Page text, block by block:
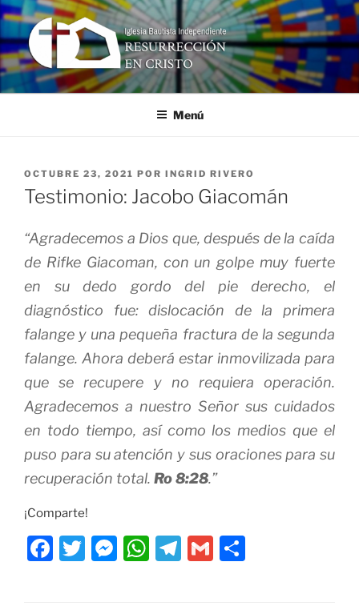
Ir
contenido
RESURRECCIÓN EN CRISTO
Iglesia Bautista Independiente
Menú
PUBLICADO
EN
OCTUBRE 23, 2021 POR INGRID RIVERO
Testimonio: Jacobo Giacomán
“Agradecemos a Dios que, después de la caída
de Rifke Giacoman, con un golpe muy fuerte
en su dedo gordo del pie derecho, el
diagnóstico fue: dislocación de la primera
falange y una pequeña fractura de la segunda
falange. Ahora deberá estar inmovilizada para
que se recupere y no requiera operación.
Agradecemos a nuestro Señor sus cuidados
en todo tiempo, así como los medios que el
puso para su atención y sus oraciones para su
recuperación total. Ro 8:28.”
¡Comparte!
F
T
M W T
G